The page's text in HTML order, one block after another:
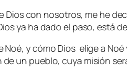
con nosotros, me he
ya ha dado el paso, está
y cómo Dios elige a
un pueblo, cuya misión